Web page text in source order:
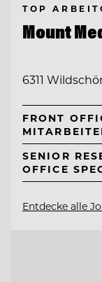
TOP
Mount
6311
FRONT
SENIOR
OFFICE
Entdecke alle